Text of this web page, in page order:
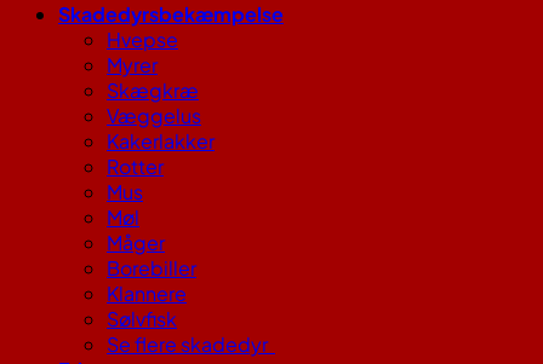
Skadedyrsbekæmpelse
Hvepse
Myrer
Skægkræ
Væggelus
Kakerlakker
Rotter
Mus
Møl
Måger
Borebiller
Klannere
Sølvfisk
Se flere skadedyr